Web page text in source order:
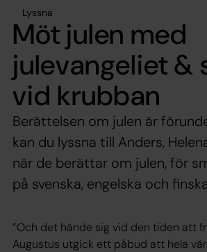
Lyssna
Möt julen med
julevangeliet &
vid krubban
Berättelsen om julen är
kan du lyssna till Anders,
när de berättar om julen, för
på svenska, engelska och
”Och det hände sig vid den tiden att
Augustus utgick ett påbud att hela